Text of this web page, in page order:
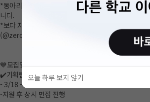
*동아리 내부 사정으로 2024년 한 해만 반년단위로
니다.
*보다 자세한 활동내역은 공식 인스타를 확인해주세요.
(@zero_0_0musical)
💙모집일정💙
✔️기획팀 / 영상팀 / 디자인팀
- 3/18 ~ 3/31 까지 모집
-지원 후 상시 면접 진행
오늘 하루 보지 않기